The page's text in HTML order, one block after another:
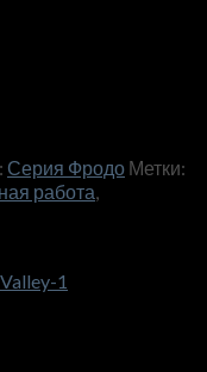
Серия Фродо Метки:
работа,